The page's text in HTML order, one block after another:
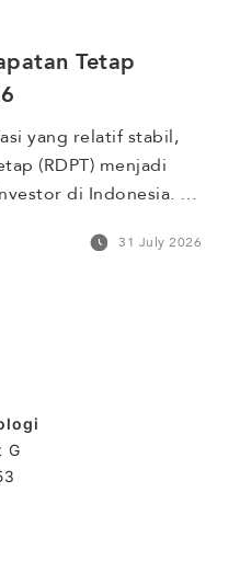
Tetap
yang relatif stabil,
(RDPT) menjadi
di Indonesia.
Under Management
triliun per Juni
31 July 2026
G